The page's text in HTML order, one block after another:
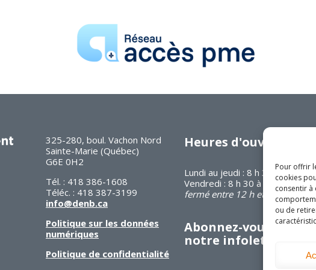
Pour offrir
cookies
consentir à
ou de
325-280, boul. Vachon Nord
Sainte-Marie (Québec)
G6E 0H2
Tél. : 418 386-1608
Téléc. : 418 387-3199
info@denb.ca
Politique sur les données
numériques
Politique de confidentialité
Heures d'ouverture
Lundi au jeudi : 8 h 30 à 16 h 30
Vendredi : 8 h 30 à 12 h
fermé entre 12 h et 13 h
Abonnez-vous à
notre infolettre